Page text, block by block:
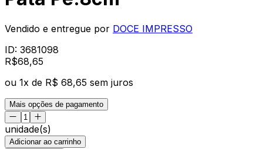
Vendido e entregue por DOCE IMPRESSO
ID: 3681098
R$68,65
ou 1x de R$ 68,65 sem juros
Mais opções de pagamento
unidade(s)
Adicionar ao carrinho